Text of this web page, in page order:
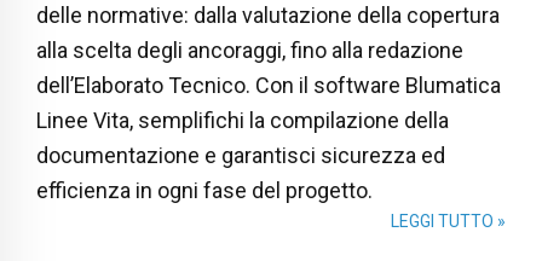
delle normative: dalla valutazione della copertura
alla scelta degli ancoraggi, fino alla redazione
dell’Elaborato Tecnico. Con il software Blumatica
Linee Vita, semplifichi la compilazione della
documentazione e garantisci sicurezza ed
efficienza in ogni fase del progetto.
LEGGI TUTTO »